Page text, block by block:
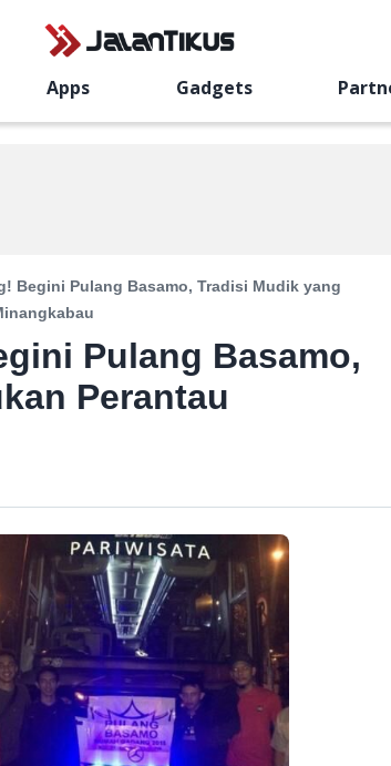
Apps Gadgets
Begini Pulang Basamo, Tradisi Mudik yang
Pulang Basamo,
Perantau